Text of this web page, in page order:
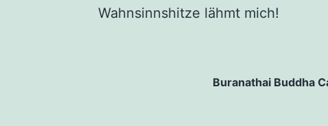
Wahnsinnshitze lähmt mich!
Buranathai Buddha